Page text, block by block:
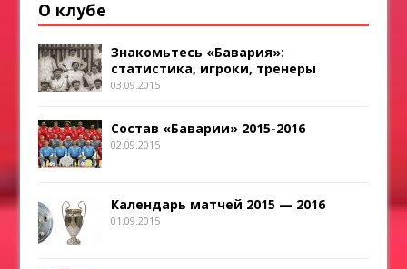
О клубе
Знакомьтесь «Бавария»:
статистика, игроки, тренеры
03.09.2015
Состав «Баварии» 2015-2016
02.09.2015
Календарь матчей 2015 — 2016
01.09.2015